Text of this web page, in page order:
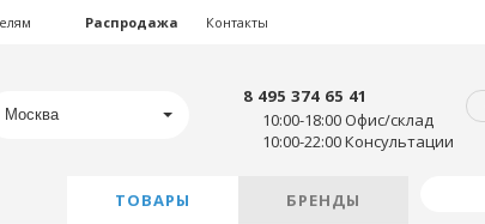
Распродажа Контакты
Москва
8 495 374 65 41
10:00-18:00 Офис/склад
10:00-22:00 Консультации
ТОВАРЫ БРЕНДЫ